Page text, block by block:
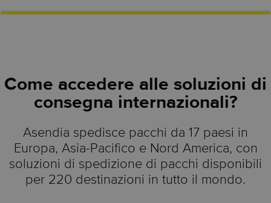
Come accedere alle soluzioni di
consegna internazionali?
Asendia spedisce pacchi da 17 paesi in
Europa, Asia-Pacifico e Nord America, con
soluzioni di spedizione di pacchi disponibili
per 220 destinazioni in tutto il mondo.